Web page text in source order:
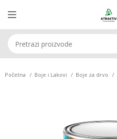
Početna Boje i Lakovi Boje za drvo